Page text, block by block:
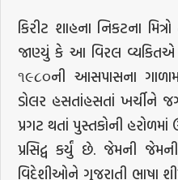
કિરીટ શાહના નિકટના
જાણ્યું કે આ વિરલ વ્યકિતએ
૧૯૮૦ની આસપાસના
ડોલર હસતાંહસતાં ખર્ચીને
પ્રગટ થતાં પુસ્તકોની
પ્રસિદ્વ કર્યું છે. જેમની
વિદેશીઓને ગુજરાતી ભાષા